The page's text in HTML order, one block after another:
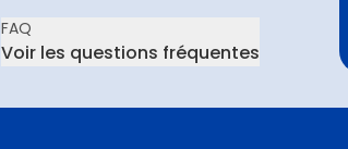
FAQ
Voir les questions fréquentes